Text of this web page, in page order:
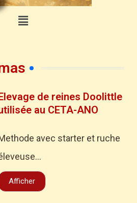
Elevage de reines Doolittle
au CETA-ANO
avec starter et ruche
Afficher